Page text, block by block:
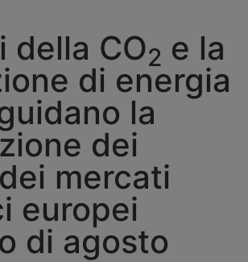
della CO2 e la
di energia
la
dei
mercati
europei
di agosto